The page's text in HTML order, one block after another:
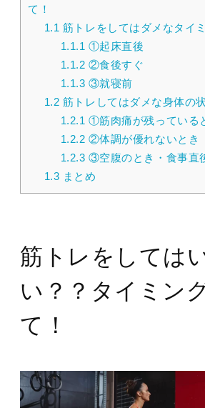
て！
1.1 筋トレをしてはダメなタイ
1.1.1 ①起床直後
1.1.2 ②食後すぐ
1.1.3 ③就寝前
1.2 筋トレしてはダメな身体の
1.2.1 ①筋肉痛が残っている
1.2.2 ②体調が優れないとき
1.2.3 ③空腹のとき・食事直
1.3 まとめ
筋トレをしては
い？？タイミン
て！